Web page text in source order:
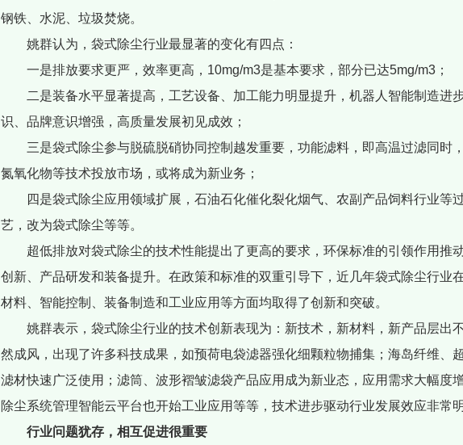
钢铁、水泥、垃圾焚烧。
姚群认为，袋式除尘行业最显著的变化有四点：
一是排放要求更严，效率更高，10mg/m3是基本要求，部分已达5mg/m3；
二是装备水平显著提高，工艺设备、加工能力明显提升，机器人智能制造进
识、品牌意识增强，高质量发展初见成效；
三是袋式除尘参与脱硫脱硝协同控制越发重要，功能滤料，即高温过滤同时
氮氧化物等技术投放市场，或将成为新业务；
四是袋式除尘应用领域扩展，石油石化催化裂化烟气、农副产品饲料行业等
艺，改为袋式除尘等等。
超低排放对袋式除尘的技术性能提出了更高的要求，环保标准的引领作用推
创新、产品研发和装备提升。在政策和标准的双重引导下，近几年袋式除尘行业
材料、智能控制、装备制造和工业应用等方面均取得了创新和突破。
姚群表示，袋式除尘行业的技术创新表现为：新技术，新材料，新产品层出
然成风，出现了许多科技成果，如预荷电袋滤器强化细颗粒物捕集；海岛纤维、
滤材快速广泛使用；滤筒、波形褶皱滤袋产品应用成为新业态，应用需求大幅度
除尘系统管理智能云平台也开始工业应用等等，技术进步驱动行业发展效应非常明
行业问题犹存，相互促进很重要